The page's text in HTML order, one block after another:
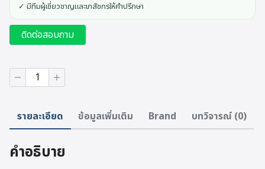
✓ มีทีมผู้เชี่ยวชาญและเภสัชกรให้คำปรึกษา
ติดต่อสอบถาม
จำนวน
OMRON
Monitor
#HEM-
ชิ้น
รายละเอียด ข้อมูลเพิ่มเติม Brand บทวิจารณ์ (0)
คำอธิบาย